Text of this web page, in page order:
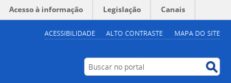
ACESSIBILIDADE ALTO CONTRASTE MAPA DO SITE
Acesso à informação Legislação Canais
Buscar no portal